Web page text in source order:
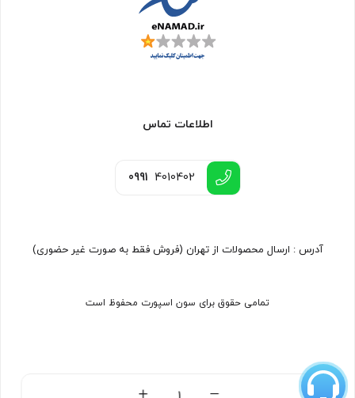
اطلاعات تماس
0991 4010402
آدرس : ارسال محصولات از تهران (فروش فقط به صورت غیر حضوری)
تمامی حقوق برای سون اسپورت محفوظ است